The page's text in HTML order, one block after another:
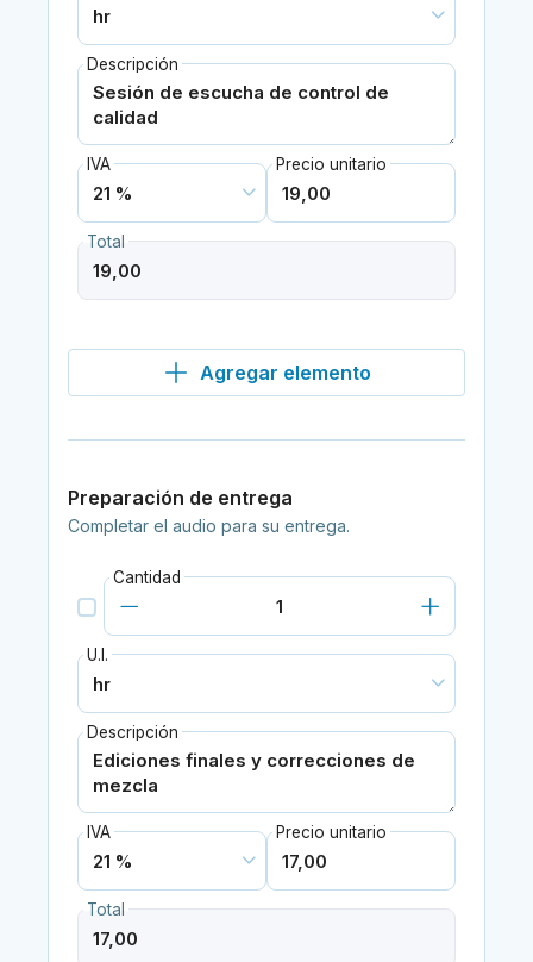
Descripción
IVA Precio unitario
Total
Agregar elemento
Preparación de entrega
Completar el audio para su entrega.
Cantidad
U.I.
Descripción
IVA Precio unitario
Total